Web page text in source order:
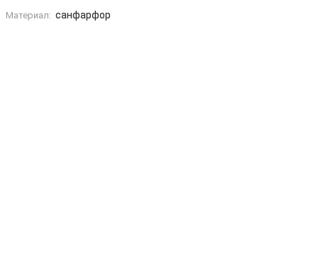
Материал: санфарфор